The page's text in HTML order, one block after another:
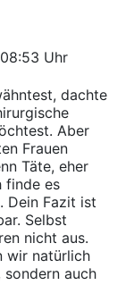
Uhr
dachte
Aber
Frauen
Täte, eher
finde es
Dein Fazit ist
Selbst
nicht aus.
wir natürlich
sondern auch